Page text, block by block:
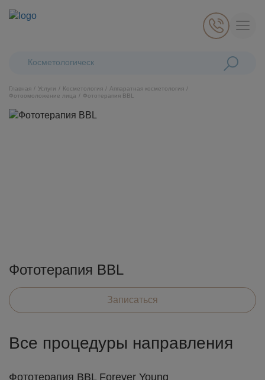
Поиск:Косметологические лазеры C
Главная Услуги Косметология
Аппаратная косметология
Фотоомоложение лица
Фототерапия BBL
Фототерапия BBL
Записаться
Все процедуры направления
Фототерапия BBL Forever Young